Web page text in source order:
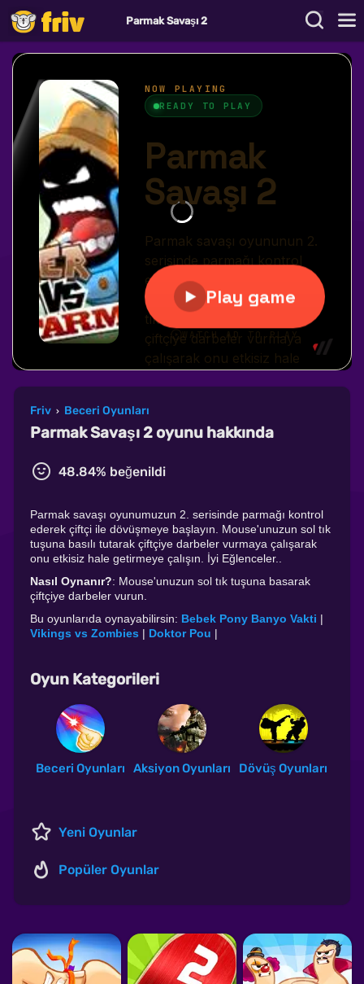
Parmak Savaşı 2
Friv › Beceri Oyunları
Parmak Savaşı 2 oyunu hakkında
48.84% beğenildi
Parmak savaşı oyunumuzun 2. serisinde parmağı kontrol
ederek çiftçi ile dövüşmeye başlayın. Mouse'unuzun sol tık
tuşuna basılı tutarak çiftçiye darbeler vurmaya çalışarak
onu etkisiz hale getirmeye çalışın. İyi Eğlenceler..
Nasıl Oynanır?: Mouse'unuzun sol tık tuşuna basarak
çiftçiye darbeler vurun.
Bu oyunlarıda oynayabilirsin: Bebek Pony Banyo Vakti |
Vikings vs Zombies | Doktor Pou |
Oyun Kategorileri
Beceri Oyunları Aksiyon Oyunları Dövüş Oyunları
Yeni Oyunlar
Popüler Oyunlar